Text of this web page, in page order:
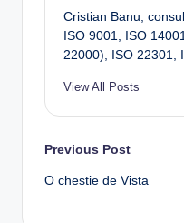
Cristian Banu,
ISO 9001, ISO
22000), ISO 22301,
View All Posts
Post
navigation
Previous Post
O chestie de Vista